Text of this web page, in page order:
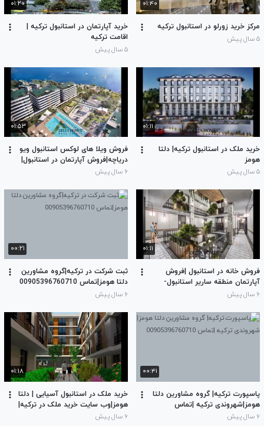
۰۱:۴۰
مرکز خرید زورلو در استانبول ترکیه
۵ سال پیش
۰۱:۲۰
خرید آپارتمان در استانبول ترکیه |
اقامت ترکیه
۵ سال پیش
۰۱:۱۱
خرید ملک در استانبول ترکیه| دلتا
هومز
۵ سال پیش
۰۱:۵۳
فروش ویلا های لوکس استانبول ویو
دریاچه|فروش آپارتمان در استانبول|
شرکت رسمی دلتا هومز استانبول
۶ سال پیش
۰۱:۱۱
فروش خانه در استانبول |فروش
آپارتمان منطقه ساریر استانبول-
۶ سال پیش
۰۰:۲۱
ثبت شرکت در ترکیه|گروه مشاورین
دلتا هومز|تماس 00905396760710
۶ سال پیش
۰۰:۴۱
پاسپورت ترکیه| گروه مشاورین دلتا
هومز|شهروندی ترکیه |تماس
00905396760710
۶ سال پیش
۰۱:۱۸
خرید ملک در استانبول آسیایی | دلتا
هومز|وب سایت خرید ملک در ترکیه|
تماس 00905396760710
۶ سال پیش